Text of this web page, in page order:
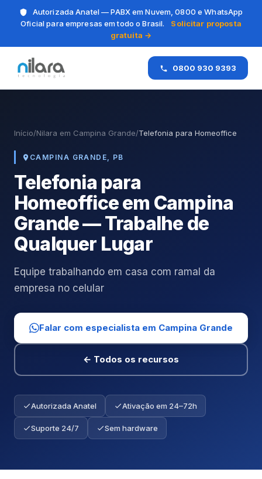
Autorizada Anatel — PABX em Nuvem, 0800 e WhatsApp
Oficial para empresas em todo o Brasil.
Solicitar proposta
gratuita →
0800 930 9393
Início/Nilara em Campina Grande/Telefonia para Homeoffice
CAMPINA GRANDE, PB
Telefonia para
Homeoffice em Campina
Grande — Trabalhe de
Qualquer Lugar
Equipe trabalhando em casa com ramal da
empresa no celular
Falar com especialista em Campina Grande
← Todos os recursos
Autorizada Anatel Ativação em 24–72h
Suporte 24/7 Sem hardware